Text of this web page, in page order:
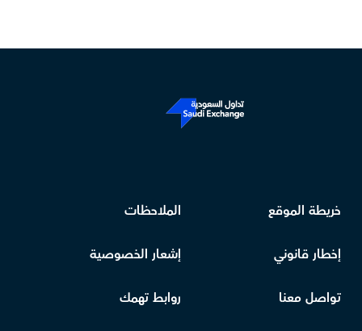
خريطة الموقع الملاحظات
إخطار قانوني إشعار الخصوصية
تواصل معنا روابط تهمك